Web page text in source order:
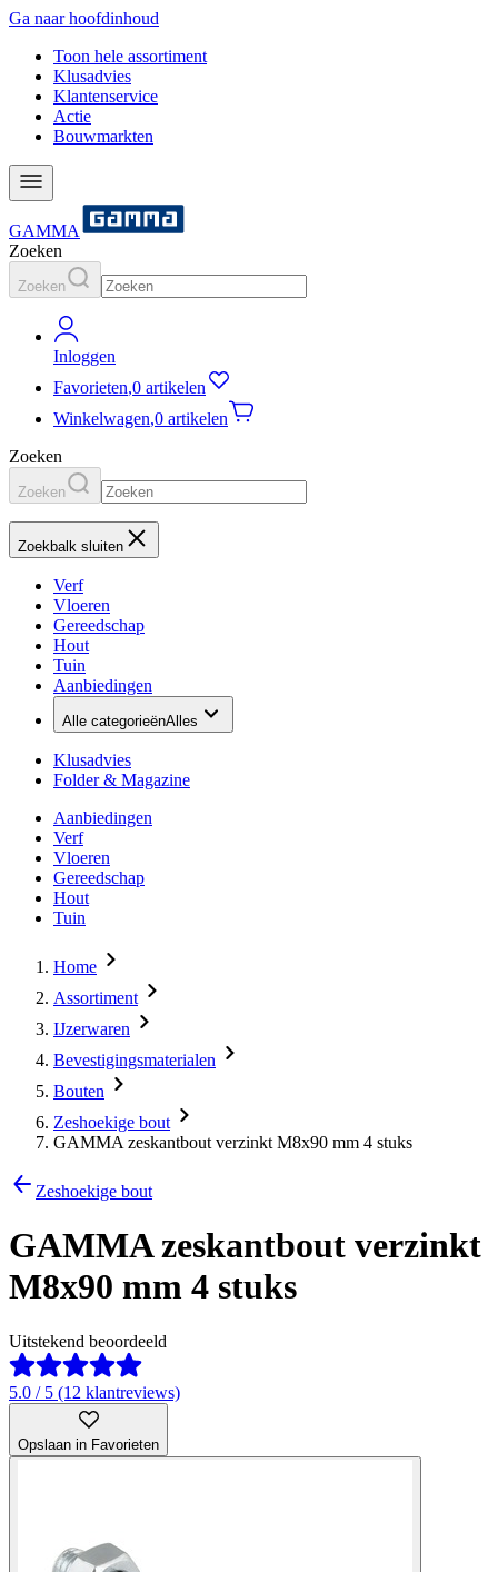
Ga naar hoofdinhoud
Toon hele assortiment
Klusadvies
Klantenservice
Actie
Bouwmarkten
GAMMA
Zoeken
Zoeken
Inloggen
Favorieten,0 artikelen
Winkelwagen,0 artikelen
Zoeken
Zoeken
Zoekbalk sluiten
Verf
Vloeren
Gereedschap
Hout
Tuin
Aanbiedingen
Alle categorieënAlles
Klusadvies
Folder & Magazine
Aanbiedingen
Verf
Vloeren
Gereedschap
Hout
Tuin
Home
Assortiment
IJzerwaren
Bevestigingsmaterialen
Bouten
Zeshoekige bout
GAMMA zeskantbout verzinkt M8x90 mm 4 stuks
Zeshoekige bout
GAMMA zeskantbout verzinkt
M8x90 mm 4 stuks
Uitstekend beoordeeld
5.0 / 5 (12 klantreviews)
Opslaan in Favorieten